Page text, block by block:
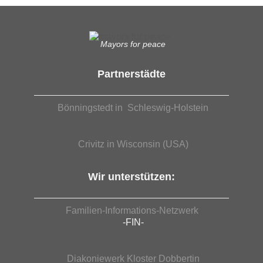
Mayors for peace
Partnerstädte
Bönningstedt in Schleswig-Holstein
Crivitz in Wisconsin (USA)
Wir unterstützen:
Familien-Informations-Netzwerk
-FIN-
Diakoniewerk Kloster Dobbertin